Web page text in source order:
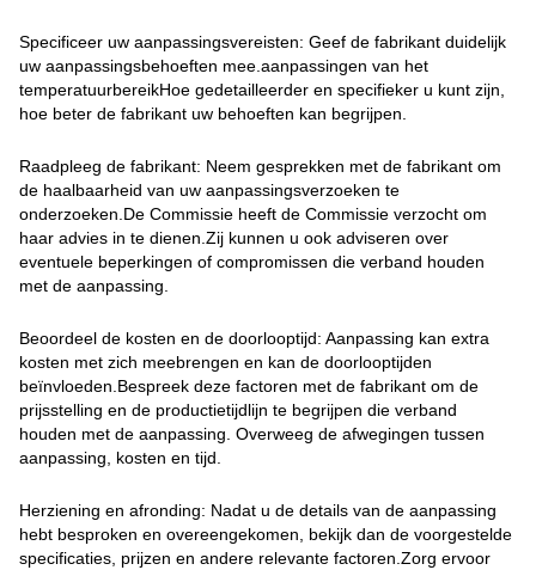
Specificeer uw aanpassingsvereisten: Geef de fabrikant duidelijk
uw aanpassingsbehoeften mee.aanpassingen van het
temperatuurbereikHoe gedetailleerder en specifieker u kunt zijn,
hoe beter de fabrikant uw behoeften kan begrijpen.
Raadpleeg de fabrikant: Neem gesprekken met de fabrikant om
de haalbaarheid van uw aanpassingsverzoeken te
onderzoeken.De Commissie heeft de Commissie verzocht om
haar advies in te dienen.Zij kunnen u ook adviseren over
eventuele beperkingen of compromissen die verband houden
met de aanpassing.
Beoordeel de kosten en de doorlooptijd: Aanpassing kan extra
kosten met zich meebrengen en kan de doorlooptijden
beïnvloeden.Bespreek deze factoren met de fabrikant om de
prijsstelling en de productietijdlijn te begrijpen die verband
houden met de aanpassing. Overweeg de afwegingen tussen
aanpassing, kosten en tijd.
Herziening en afronding: Nadat u de details van de aanpassing
hebt besproken en overeengekomen, bekijk dan de voorgestelde
specificaties, prijzen en andere relevante factoren.Zorg ervoor